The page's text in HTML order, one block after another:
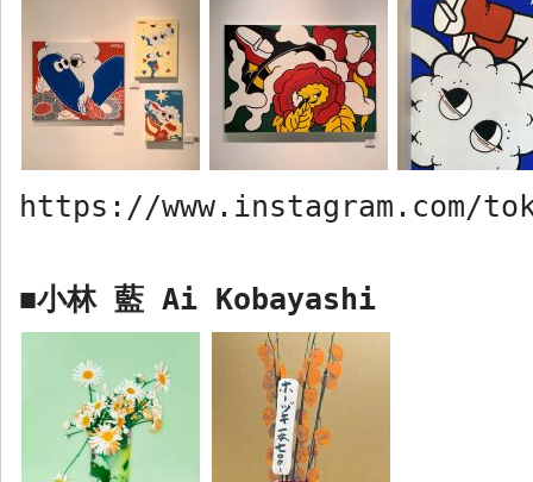
https://www.instagram.com/
■小林 藍 Ai Kobayashi